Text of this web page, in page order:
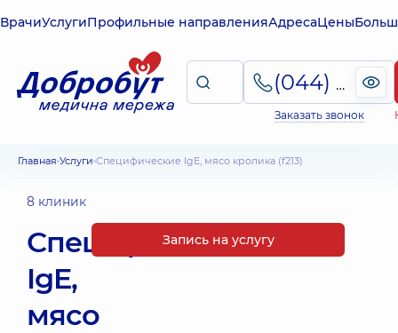
ВрачиУслугиПрофильные направленияАдресаЦены
(044) 495-2-888
Заказать звонок
Главная Услуги Специфические IgE, мясо кролика (f213)
8 клиник
Специфические
IgE,
мясо
Запись на услугу